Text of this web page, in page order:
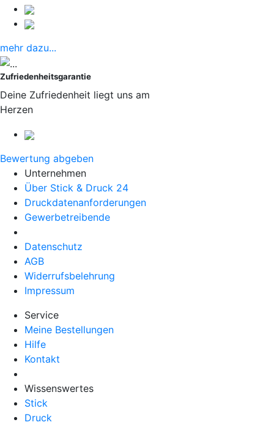
mehr dazu...
Zufriedenheitsgarantie
Deine Zufriedenheit liegt uns am
Herzen
Bewertung abgeben
Unternehmen
Über Stick & Druck 24
Druckdatenanforderungen
Gewerbetreibende
Datenschutz
AGB
Widerrufsbelehrung
Impressum
Service
Meine Bestellungen
Hilfe
Kontakt
Wissenswertes
Stick
Druck